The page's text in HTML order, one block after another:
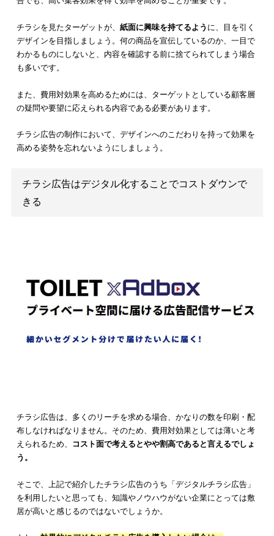
ん。
少ない費用で高い集客効果を得られるように、適切なチラ
告の制作に取り組む必要があります。
チラシ広告の費用を抑えるために、取り組みたいポイントにつ
以下に3例紹介します。
印刷コストを抑える
補助金制度の活用を検討する
印刷コストを抑える
紙面を印刷する必要のある広告チラシを利用する場合は、印刷
ロの方が大幅に費用を抑えられます。
さらに、印刷業者への委託をする場合は、まとめて 大量の枚数
頼した方が単価が安くなる場合も多いでしょう。納期を急がせ
とにより、単価が高くなる場合もあります。
はおすすめです。
補助金制度の活用を検討する